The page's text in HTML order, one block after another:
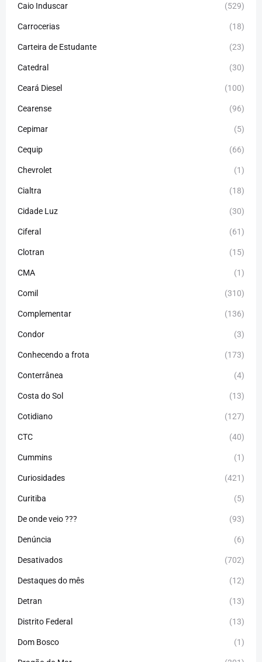
Caio Induscar (529)
Carrocerias (18)
Carteira de Estudante (23)
Catedral (30)
Ceará Diesel (100)
Cearense (96)
Cepimar (5)
Cequip (66)
Chevrolet (1)
Cialtra (18)
Cidade Luz (30)
Ciferal (61)
Clotran (15)
CMA (1)
Comil (310)
Complementar (136)
Condor (3)
Conhecendo a frota (173)
Conterrânea (4)
Costa do Sol (13)
Cotidiano (127)
CTC (40)
Cummins (1)
Curiosidades (421)
Curitiba (5)
De onde veio ??? (93)
Denúncia (6)
Desativados (702)
Destaques do mês (12)
Detran (13)
Distrito Federal (13)
Dom Bosco (1)